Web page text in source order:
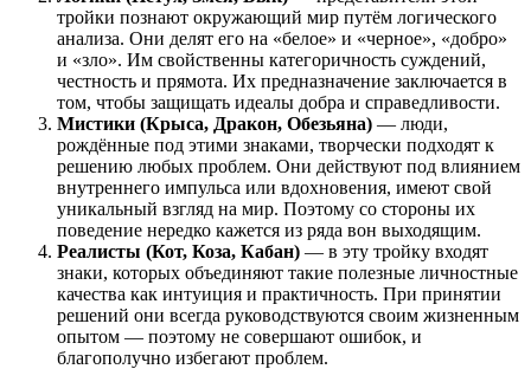
тройки познают окружающий мир путём логического
анализа. Они делят его на «белое» и «черное», «добро»
и «зло». Им свойственны категоричность суждений,
честность и прямота. Их предназначение заключается в
том, чтобы защищать идеалы добра и справедливости.
Мистики (Крыса, Дракон, Обезьяна) — люди,
рождённые под этими знаками, творчески подходят к
решению любых проблем. Они действуют под влиянием
внутреннего импульса или вдохновения, имеют свой
уникальный взгляд на мир. Поэтому со стороны их
поведение нередко кажется из ряда вон выходящим.
Реалисты (Кот, Коза, Кабан) — в эту тройку входят
знаки, которых объединяют такие полезные личностные
качества как интуиция и практичность. При принятии
решений они всегда руководствуются своим жизненным
опытом — поэтому не совершают ошибок, и
благополучно избегают проблем.